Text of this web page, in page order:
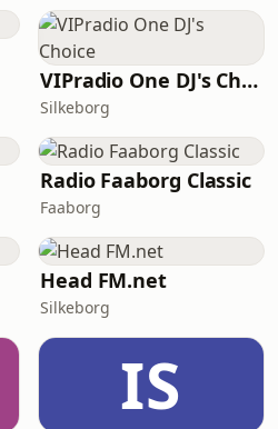
VIPradio One DJ's Choice
Silkeborg
Radio Faaborg Classic
Faaborg
Head FM.net
Silkeborg
IS